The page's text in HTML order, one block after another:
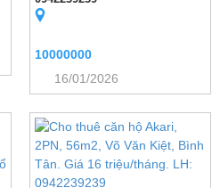
10000000
16/01/2026